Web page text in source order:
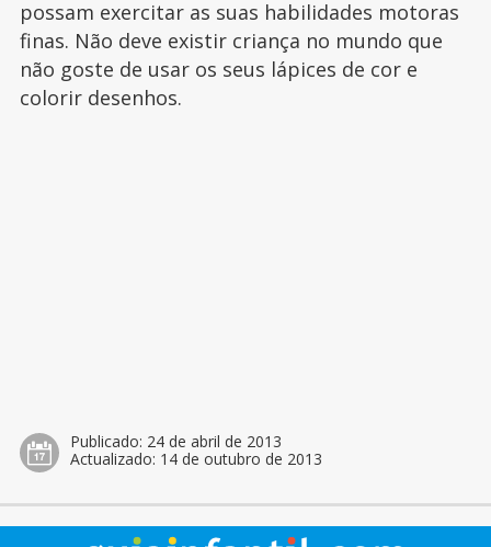
possam exercitar as suas habilidades motoras
finas. Não deve existir criança no mundo que
não goste de usar os seus lápices de cor e
colorir desenhos.
Publicado: 24 de abril de 2013
Actualizado: 14 de outubro de 2013